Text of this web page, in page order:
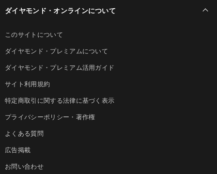
ダイヤモンド・オンラインについて
このサイトについて
ダイヤモンド・プレミアムについて
ダイヤモンド・プレミアム活用ガイド
サイト利用規約
特定商取引に関する法律に基づく表示
プライバシーポリシー・著作権
よくある質問
広告掲載
お問い合わせ